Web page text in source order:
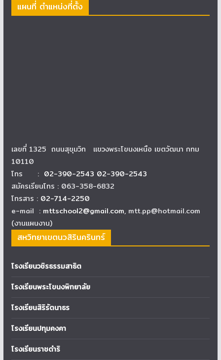
แผนที่ ตำแหน่งที่ตั้ง
เลขที่ 1325 ถนนสุขุมวิท แขวงพระโขนงเหนือ เขตวัฒนา กทม
10110
โทร : 02-390-2543 02-390-2543
สมัครเรียนโทร : 063-358-6832
โทรสาร : 02-714-2250
e-mail : mttschool2@gmail.com, mtt.pp@hotmail.com
(งานแผนงาน)
สหวิทยาเขตนวสิรินครินทร์
โรงเรียนวชิรธรรมสาธิต
โรงเรียนพระโขนงพิทยาลัย
โรงเรียนสิริรัตนาธร
โรงเรียนปทุมคงคา
โรงเรียนราชดำริ